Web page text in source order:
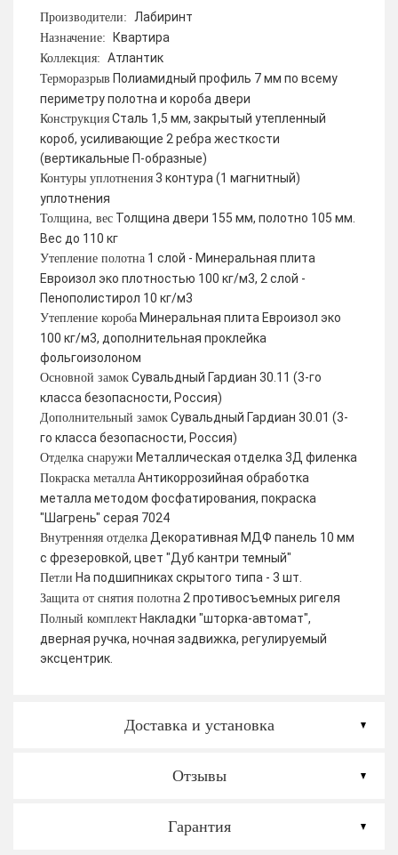
Производители: Лабиринт
Назначение: Квартира
Коллекция: Атлантик
Терморазрыв Полиамидный профиль 7 мм по всему
периметру полотна и короба двери
Конструкция Сталь 1,5 мм, закрытый утепленный
короб, усиливающие 2 ребра жесткости
(вертикальные П-образные)
Контуры уплотнения 3 контура (1 магнитный)
уплотнения
Толщина, вес Толщина двери 155 мм, полотно 105 мм.
Вес до 110 кг
Утепление полотна 1 слой - Минеральная плита
Евроизол эко плотностью 100 кг/м3, 2 слой -
Пенополистирол 10 кг/м3
Утепление короба Минеральная плита Евроизол эко
100 кг/м3, дополнительная проклейка
фольгоизолоном
Основной замок Сувальдный Гардиан 30.11 (3-го
класса безопасности, Россия)
Дополнительный замок Сувальдный Гардиан 30.01 (3-
го класса безопасности, Россия)
Отделка снаружи Металлическая отделка 3Д филенка
Покраска металла Антикоррозийная обработка
металла методом фосфатирования, покраска
"Шагрень" серая 7024
Внутренняя отделка Декоративная МДФ панель 10 мм
с фрезеровкой, цвет "Дуб кантри темный"
Петли На подшипниках скрытого типа - 3 шт.
Защита от снятия полотна 2 противосъемных ригеля
Полный комплект Накладки "шторка-автомат",
дверная ручка, ночная задвижка, регулируемый
эксцентрик.
Доставка и установка
Отзывы
Гарантия